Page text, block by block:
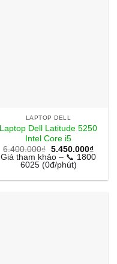
LAPTOP DELL
Laptop Dell Latitude 5250
Intel Core i5
6.400.000₫ Giá
gốc
là:
6.400.000₫.
5.450.000₫Giá
hiện
Giá tham khảo – 📞 1800
6025 (0đ/phút)